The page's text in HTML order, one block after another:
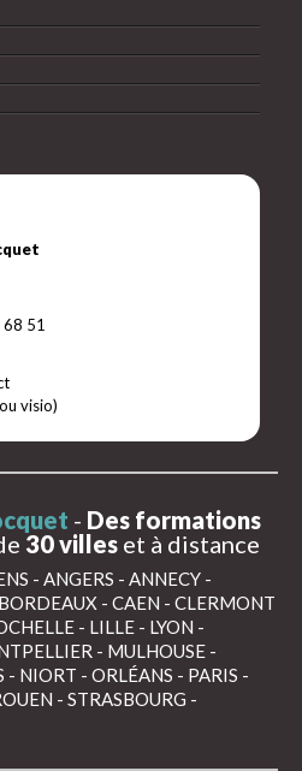
51
visio)
- Des formations
30 villes et à distance
- ANGERS - ANNECY -
BORDEAUX - CAEN - CLERMONT
- LILLE - LYON -
- MULHOUSE -
- NIORT - ORLÉANS - PARIS -
- STRASBOURG -